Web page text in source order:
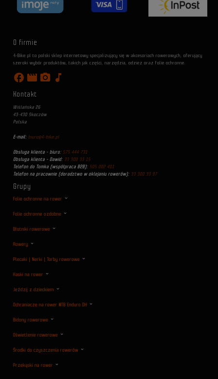
O firmie
4-Bike.pl to polski sklep internetowy specjalizujący się w akcesoriach rowerowych, oferujący
szeroki wybór produktów, takich jak części, narzędzia, odzież oraz folie ochronne.
facebook movie photo_camera music_note
Kontakt
Wiślańska 26
43-430 Skoczów
Polska
E-mail: biuro@4-bike.pl
Obsługa klienta - biuro: 575 444 731
Obsługa klienta - Dawid: 33 300 33 15
Telefon do Tomka (współpraca B2B): 505 002 401
Telefon na pracownie (doradztwo w oklejaniu rowerów): 33 300 33 97
Grupy
Folie ochronne na rower
Folie ochronne ozdobne
Błotniki rowerowe
Rowery
Plecaki | Nerki | Torby rowerowe
Kaski na rower
Jeździj z dzieckiem
Ochraniacze na rower MTB Enduro DH
Bidony rowerowe
Oświetlenie rowerowe
Środki do czyszczenia rowerów
Przekąski na rower